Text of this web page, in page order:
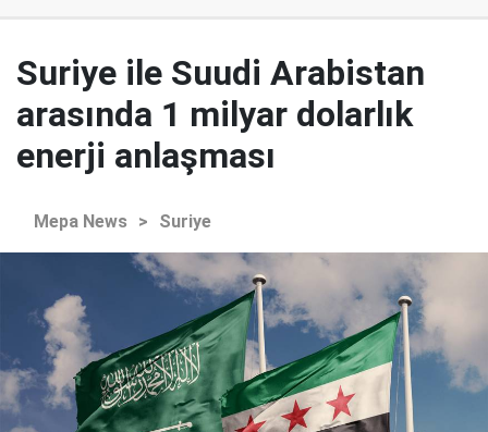
Suriye ile Suudi Arabistan
arasında 1 milyar dolarlık
enerji anlaşması
Mepa News > Suriye